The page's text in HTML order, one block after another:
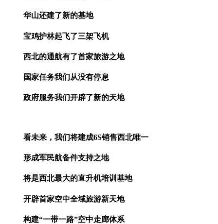
华山还建了新的基地
宝鸡护林起飞了三架飞机
西北的通航有了首家旅游之地
国家任务我们从没有停息
政府服务我们开辟了新的天地
看未来，我们将建成6S销售西北唯一
形成军民航备件支持之地
将是西北最大的直升机培训基地
开辟首家空中全域旅游新天地
构建“一带一路”空中走廊体系